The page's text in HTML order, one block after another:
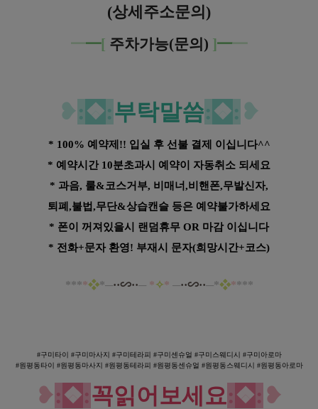
(상세주소문의)
━━[ 주차가능(문의) ]━━
❥:❖:부탁말씀:❖: ❥
* 100% 예약제!! 입실 후 선불 결제 이십니다^^
* 예약시간 10분초과시 예약이 자동취소 되세요
* 과음, 룰&코스거부, 비매너,비핸폰,무발신자,
퇴폐,불법,무단&상습캔슬 등은 예약불가하세요
* 폰이 꺼져있을시 랜덤휴무 OR 마감 이십니다
* 전화+문자 환영! 부재시 문자(희망시간+코스)
****❖*─··∽··─ *✧* ─··∽··─*❖****
#구미타이 #구미마사지 #구미테라피 #구미센슈얼 #구미스웨디시 #구미아로마
#원평동타이 #원평동마사지 #원평동테라피 #원평동센슈얼 #원평동스웨디시 #원평동아로마
❥:❖:꼭읽어보세요:❖: ❥